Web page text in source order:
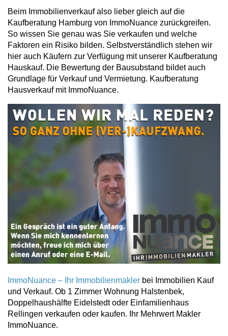
Beim Immobilienverkauf also lieber gleich auf die
Kaufberatung Hamburg von ImmoNuance zurückgreifen.
So wissen Sie genau was Sie verkaufen und welche
Faktoren ein Risiko bilden. Selbstverständlich stehen wir
hier auch Käufern zur Verfügung mit unserer Kaufberatung
Hauskauf. Die Bewertung der Bausubstand bildet auch
Grundlage für Verkauf und Vermietung. Kaufberatung
Hausverkauf mit ImmoNuance.
ImmoNuance – Ihr Immobilienmakler bei Immobilien Kauf
und Verkauf. Ob 1 Zimmer Wohnung Halstenbek,
Doppelhaushälfte Eidelstedt oder Einfamilienhaus
Rellingen verkaufen oder kaufen. Ihr Mehrwert Makler
ImmoNuance.